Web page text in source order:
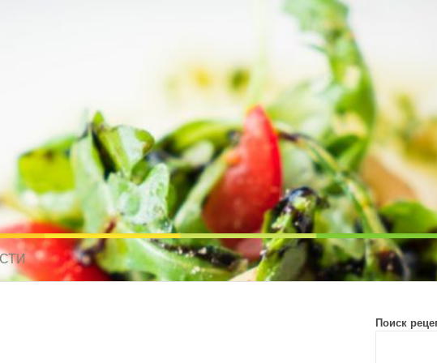
рецепты для всех
РЕЦЕПТЫ ДЛЯ МУЛЬТИВАРКИ. РЕЦЕПТЫ ДЛЯ МИКРОВОЛНОВОЙ ПЕЧИ.
Поиск